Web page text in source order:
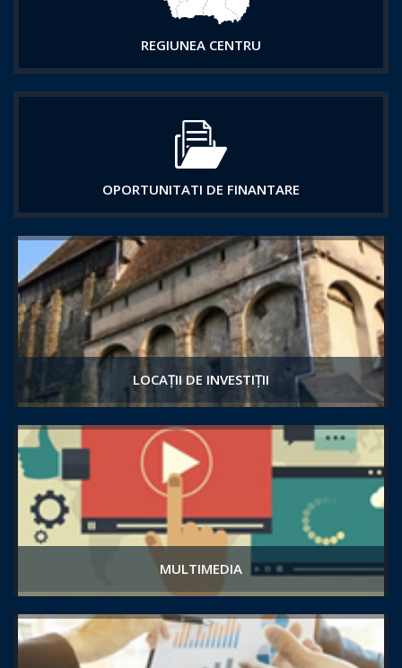
REGIUNEA CENTRU
OPORTUNITATI DE FINANTARE
LOCAȚII DE INVESTIȚII
MULTIMEDIA